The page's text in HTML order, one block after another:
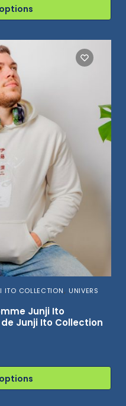
ITO COLLECTION, UNIVERS
Junji Ito
Junji Ito Collection